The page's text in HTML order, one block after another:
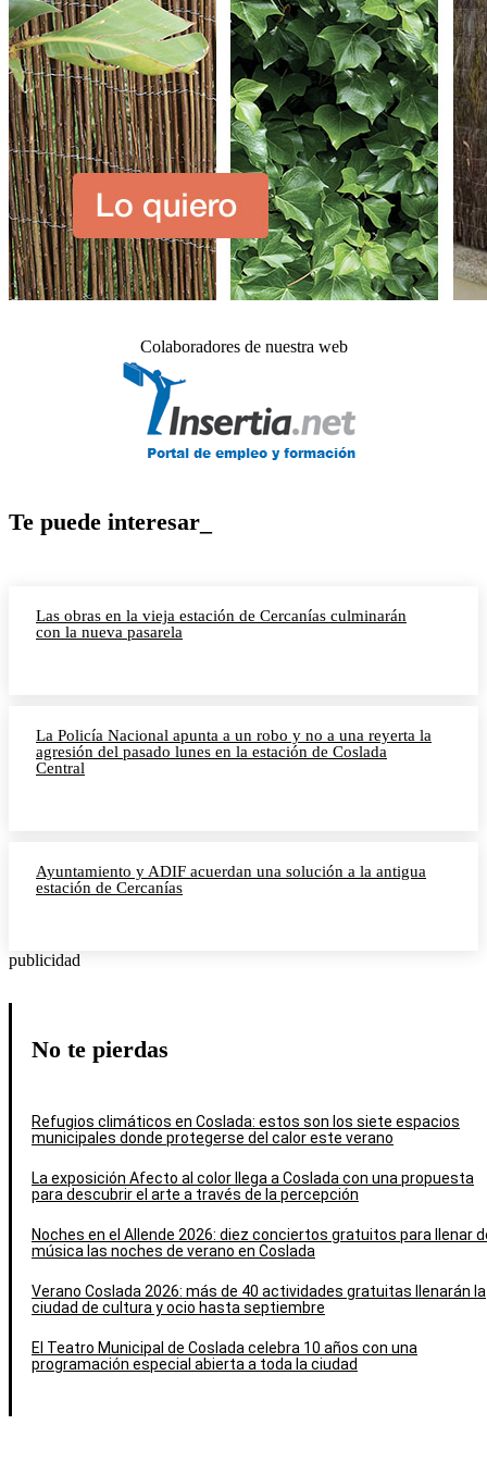
Colaboradores de nuestra web
Te puede interesar_
Las obras en la vieja estación de Cercanías culminarán
con la nueva pasarela
La Policía Nacional apunta a un robo y no a una reyerta la
agresión del pasado lunes en la estación de Coslada
Central
Ayuntamiento y ADIF acuerdan una solución a la antigua
estación de Cercanías
publicidad
No te pierdas
Refugios climáticos en Coslada: estos son los siete espacios
municipales donde protegerse del calor este verano
La exposición Afecto al color llega a Coslada con una propuesta
para descubrir el arte a través de la percepción
Noches en el Allende 2026: diez conciertos gratuitos para llenar
música las noches de verano en Coslada
Verano Coslada 2026: más de 40 actividades gratuitas llenarán la
ciudad de cultura y ocio hasta septiembre
El Teatro Municipal de Coslada celebra 10 años con una
programación especial abierta a toda la ciudad